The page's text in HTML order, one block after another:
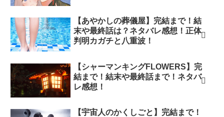
【あやかしの葬儀屋】完結まで！結
末や最終話は？ネタバレ感想！正体
判明カガチと八重波！
【シャーマンキングFLOWERS】完
結まで！結末や最終話まで！ネタバ
レ感想！
【宇宙人のかくしごと】完結まで！